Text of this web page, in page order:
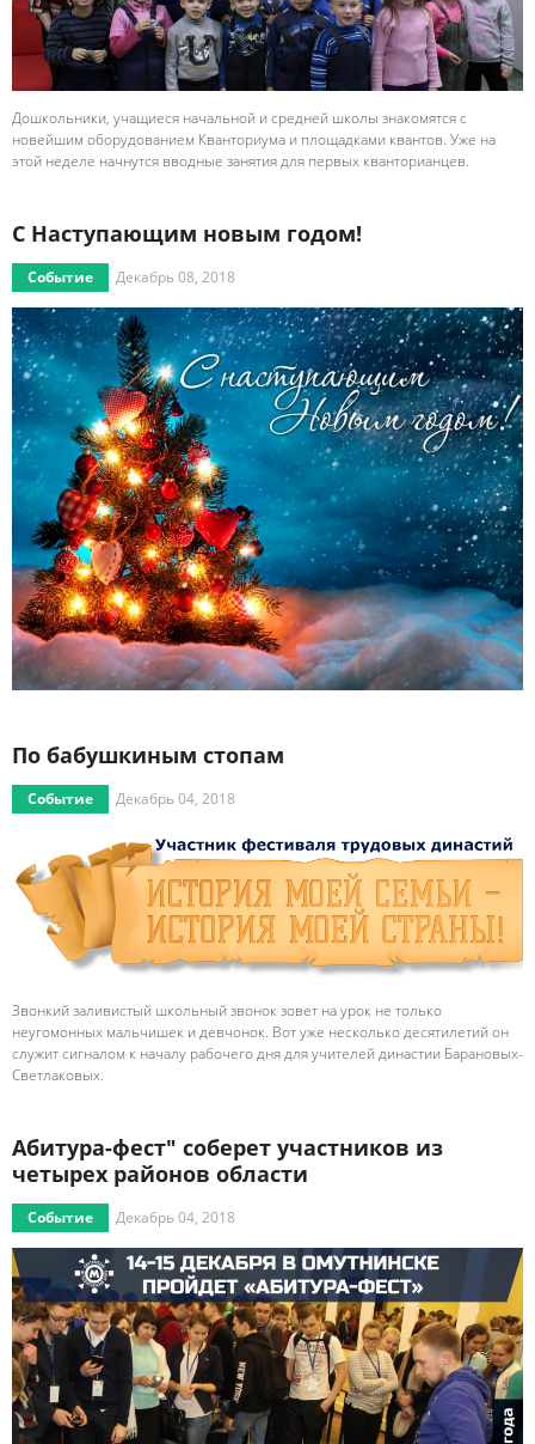
Дошкольники, учащиеся начальной и средней школы знакомятся с
новейшим оборудованием Кванториума и площадками квантов. Уже на
этой неделе начнутся вводные занятия для первых кванторианцев.
С Наступающим новым годом!
Событие Декабрь 08, 2018
По бабушкиным стопам
Событие Декабрь 04, 2018
Звонкий заливистый школьный звонок зовет на урок не только
неугомонных мальчишек и девчонок. Вот уже несколько десятилетий он
служит сигналом к началу рабочего дня для учителей династии Барановых-
Светлаковых.
Абитура-фест" соберет участников из
четырех районов области
Событие Декабрь 04, 2018